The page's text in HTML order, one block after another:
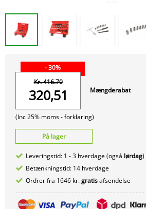
- 30%
Kr. 416.70
320,51
(Inc 25% moms -forklaring)
Mængderabat
På lager
Leveringstid: 1 - 3 hverdage (også lørdag)
Betænkningstid: 14 hverdage
Ordrer fra 1646 kr.gratisafsendelse